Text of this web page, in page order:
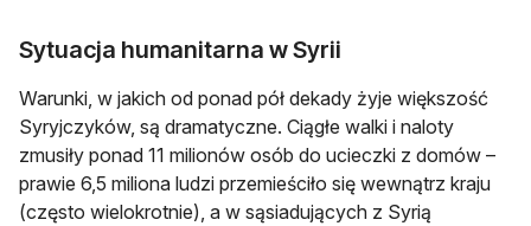
Sytuacja humanitarna w Syrii
Warunki, w jakich od ponad pół dekady żyje większość
Syryjczyków, są dramatyczne. Ciągłe walki i naloty
zmusiły ponad 11 milionów osób do ucieczki z domów –
prawie 6,5 miliona ludzi przemieściło się wewnątrz kraju
(często wielokrotnie), a w sąsiadujących z Syrią